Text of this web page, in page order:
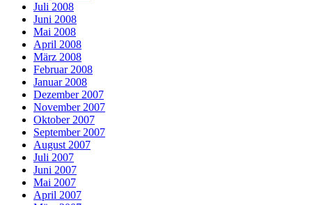
Juli 2008
Juni 2008
Mai 2008
April 2008
März 2008
Februar 2008
Januar 2008
Dezember 2007
November 2007
Oktober 2007
September 2007
August 2007
Juli 2007
Juni 2007
Mai 2007
April 2007